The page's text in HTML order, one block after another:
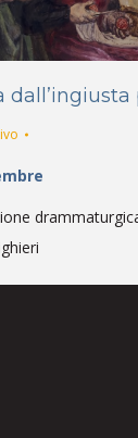
dall’ingiusta